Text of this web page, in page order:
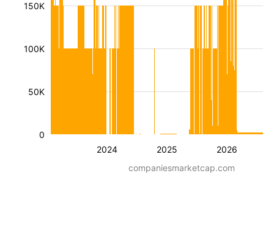
2024 2025 2026
50K
100K
150K
0
companiesmarketcap.com